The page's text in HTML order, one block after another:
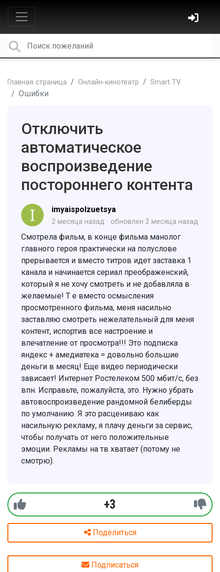
Главная страница Онлайн-кинотеатр Smart TV
Ошибки
Отключить
автоматическое
воспроизведение
постороннего контента
imyaispolzuetsya
2 месяца назад обновлен 2 месяца назад
Смотрела фильм, в конце фильма манолог
главного героя практически на полуслове
прерывается и вместо титров идет заставка 1
канала и начинается сериал преображенский,
который я не хочу смотреть и не добавляла в
желаемые! Т е вместо осмысления
просмотренного фильма, меня насильно
заставляю смотреть нежелательный для меня
контент, испортив все настроение и
впечатление от просмотра!!! Это подписка
яндекс + амедиатека = довольно большие
деньги в месяц! Еще видео периодически
зависает! Интернет Ростелеком 500 мбит/с, без
впн. Исправьте, пожалуйста, это. Нужно убрать
автовоспроизведение рандомной белиберды
по умолчанию. Я это расцениваю как
насильную рекламу, я плачу деньги за сервис,
чтобы получать от него положительные
эмоции. Рекламы на тв хватает (потому не
смотрю).
+3
Поделиться
Подписаться